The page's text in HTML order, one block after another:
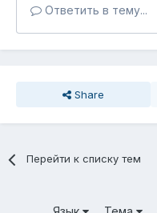
Ответить в тему...
Share
Перейти к списку тем